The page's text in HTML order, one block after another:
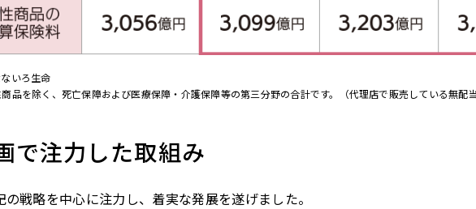
いろ生命
品を除く、死亡保障および医療保障・介護保障等の第三分野の合計です。（代理店で販売している無配
で注力した取組み
戦略を中心に注力し、着実な発展を遂げました。